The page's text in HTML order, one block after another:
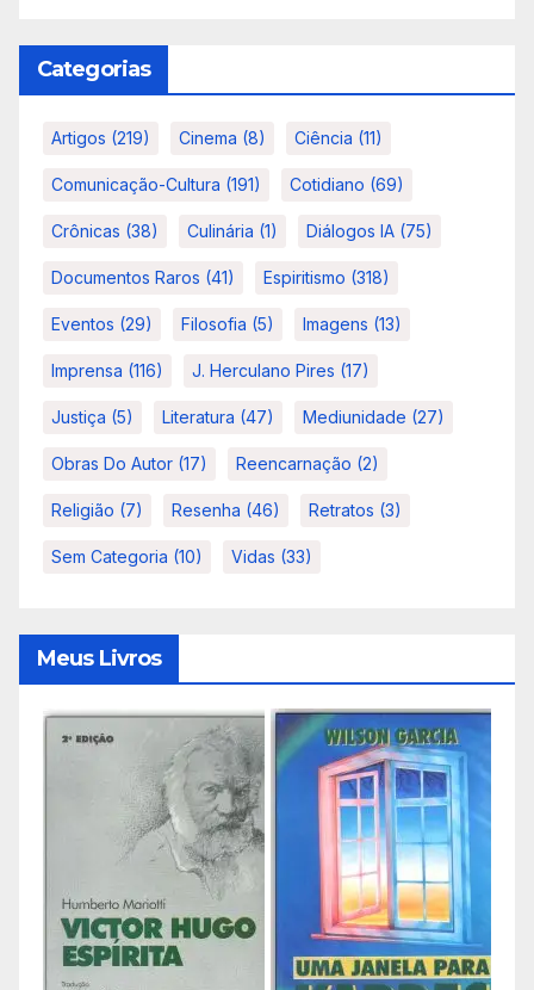
Categorias
Artigos (219) Cinema (8) Ciência (11)
Comunicação-Cultura (191) Cotidiano (69)
Crônicas (38) Culinária (1) Diálogos IA (75)
Documentos Raros (41) Espiritismo (318)
Eventos (29) Filosofia (5) Imagens (13)
Imprensa (116) J. Herculano Pires (17)
Justiça (5) Literatura (47) Mediunidade (27)
Obras Do Autor (17) Reencarnação (2)
Religião (7) Resenha (46) Retratos (3)
Sem Categoria (10) Vidas (33)
Meus Livros